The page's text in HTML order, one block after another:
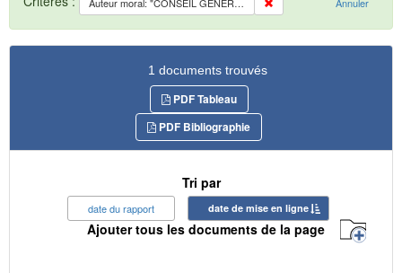
1 documents trouvés
PDF Tableau
PDF Bibliographie
Tri par
date du rapport date de mise en ligne
Ajouter tous les documents de la page